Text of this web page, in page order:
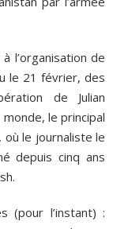
l’organisation de
le 21 février, des
de Julian
le principal
le journaliste le
depuis cinq ans
(pour l’instant) :